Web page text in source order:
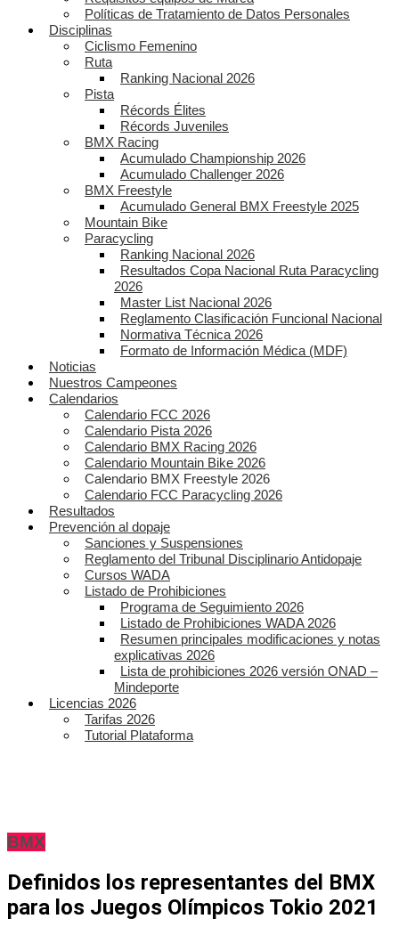
Políticas de Tratamiento de Datos Personales
Disciplinas
Ciclismo Femenino
Ruta
Ranking Nacional 2026
Pista
Récords Élites
Récords Juveniles
BMX Racing
Acumulado Championship 2026
Acumulado Challenger 2026
BMX Freestyle
Acumulado General BMX Freestyle 2025
Mountain Bike
Paracycling
Ranking Nacional 2026
Resultados Copa Nacional Ruta Paracycling
2026
Master List Nacional 2026
Reglamento Clasificación Funcional Nacional
Normativa Técnica 2026
Formato de Información Médica (MDF)
Noticias
Nuestros Campeones
Calendarios
Calendario FCC 2026
Calendario Pista 2026
Calendario BMX Racing 2026
Calendario Mountain Bike 2026
Calendario BMX Freestyle 2026
Calendario FCC Paracycling 2026
Resultados
Prevención al dopaje
Sanciones y Suspensiones
Reglamento del Tribunal Disciplinario Antidopaje
Cursos WADA
Listado de Prohibiciones
Programa de Seguimiento 2026
Listado de Prohibiciones WADA 2026
Resumen principales modificaciones y notas
explicativas 2026
Lista de prohibiciones 2026 versión ONAD –
Mindeporte
Licencias 2026
Tarifas 2026
Tutorial Plataforma
BMX
Definidos los representantes del BMX
para los Juegos Olímpicos Tokio 2021